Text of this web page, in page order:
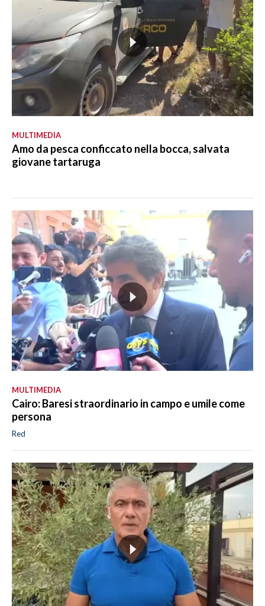
MULTIMEDIA
Amo da pesca conficcato nella bocca, salvata
giovane tartaruga
MULTIMEDIA
Cairo: Baresi straordinario in campo e umile come
persona
Red